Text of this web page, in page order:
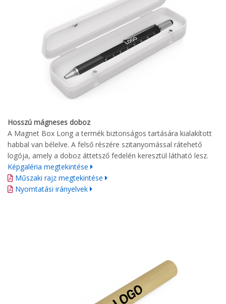
Hosszú mágneses doboz
A Magnet Box Long a termék biztonságos tartására kialakított
habbal van bélelve. A felső részére szitanyomással rátehető
logója, amely a doboz áttetsző fedelén keresztül látható lesz.
Képgaléria megtekintése
Műszaki rajz megtekintése
Nyomtatási irányelvek